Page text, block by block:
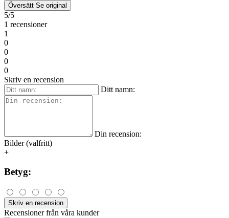
Översätt Se original
5/5
1 recensioner
1
0
0
0
0
Skriv en recension
Ditt namn:
Din recension:
Bilder (valfritt)
+
Betyg:
Skriv en recension
Recensioner från våra kunder